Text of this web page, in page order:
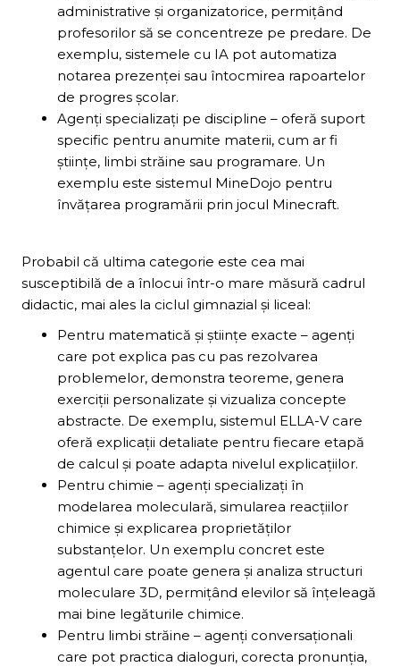
administrative și organizatorice, permițând
profesorilor să se concentreze pe predare. De
exemplu, sistemele cu IA pot automatiza
notarea prezenței sau întocmirea rapoartelor
de progres școlar.
Agenți specializați pe discipline – oferă suport
specific pentru anumite materii, cum ar fi
științe, limbi străine sau programare. Un
exemplu este sistemul MineDojo pentru
învățarea programării prin jocul Minecraft.
Probabil că ultima categorie este cea mai
susceptibilă de a înlocui într-o mare măsură cadrul
didactic, mai ales la ciclul gimnazial și liceal:
Pentru matematică și științe exacte – agenți
care pot explica pas cu pas rezolvarea
problemelor, demonstra teoreme, genera
exerciții personalizate și vizualiza concepte
abstracte. De exemplu, sistemul ELLA-V care
oferă explicații detaliate pentru fiecare etapă
de calcul și poate adapta nivelul explicațiilor.
Pentru chimie – agenți specializați în
modelarea moleculară, simularea reacțiilor
chimice și explicarea proprietăților
substanțelor. Un exemplu concret este
agentul care poate genera și analiza structuri
moleculare 3D, permițând elevilor să înțeleagă
mai bine legăturile chimice.
Pentru limbi străine – agenți conversaționali
care pot practica dialoguri, corecta pronunția,